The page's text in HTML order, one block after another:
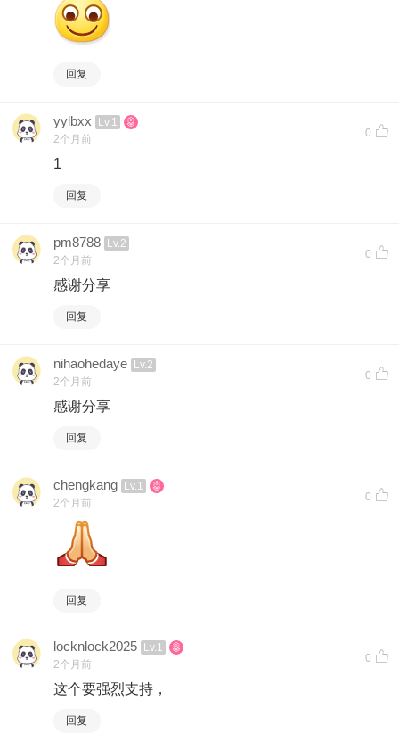
回复
0
yylbxx
Lv.1
2个月前
1
回复
0
pm8788
Lv.2
2个月前
感谢分享
回复
0
nihaohedaye
Lv.2
2个月前
感谢分享
回复
0
chengkang
Lv.1
2个月前
回复
0
locknlock2025
Lv.1
2个月前
这个要强烈支持，
回复